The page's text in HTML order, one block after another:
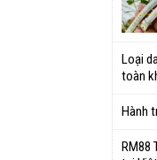
Loại
toàn
Hành
RM88